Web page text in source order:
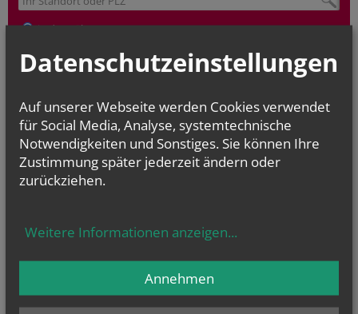
in der Nähe
Mo.., 10. August 2026 09:00
Zwergerl-Treff im Pfarrhof Gaubitsch
Fr.., 14. August 2026 18:00
Binden der Kräutersträußchen
NAMENSTAGE
Kajetan, Hl....
Datenschutzeinstellungen
Auf unserer Webseite werden Cookies verwendet
für Social Media, Analyse, systemtechnische
Notwendigkeiten und Sonstiges. Sie können Ihre
Zustimmung später jederzeit ändern oder
zurückziehen.
Weitere Informationen anzeigen...
Annehmen